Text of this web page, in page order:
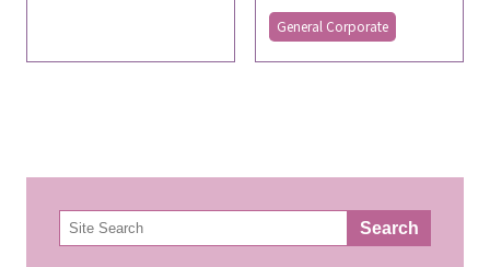
General Corporate
検
索 Search